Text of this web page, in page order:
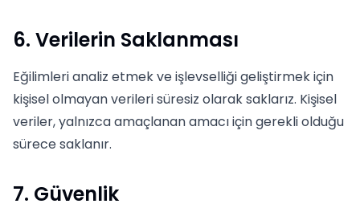
6. Verilerin Saklanması
Eğilimleri analiz etmek ve işlevselliği geliştirmek için
kişisel olmayan verileri süresiz olarak saklarız. Kişisel
veriler, yalnızca amaçlanan amacı için gerekli olduğu
sürece saklanır.
7. Güvenlik